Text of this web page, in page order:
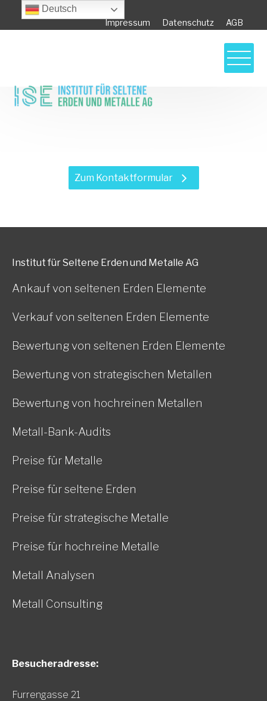
Impressum Datenschutz AGB
Zum Kontaktformular
Institut für Seltene Erden und Metalle AG
Ankauf von seltenen Erden Elemente
Verkauf von seltenen Erden Elemente
Bewertung von seltenen Erden Elemente
Bewertung von strategischen Metallen
Bewertung von hochreinen Metallen
Metall-Bank-Audits
Preise für Metalle
Preise für seltene Erden
Preise für strategische Metalle
Preise für hochreine Metalle
Metall Analysen
Metall Consulting
Besucheradresse:
Furrengasse 21
Deutsch